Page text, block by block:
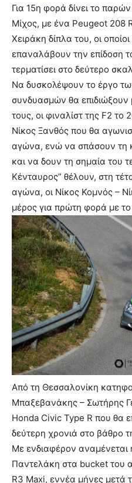
Για 15η φορά δίνει το
Μίχος, με ένα Peugeot 208
Χειράκη δίπλα του, οι
επαναλάβουν την επίδοση
τερματίσει στο δεύτερο
Να δυσκολέψουν το έργο
συνδυασμών θα επιδιώξουν
τους, οι φιναλίστ της F2
Νίκος Ξανθός που θα
αγώνα, ενώ να σπάσουν τη
και να δουν τη σημαία του
Κένταυρος” θέλουν, στη
αγώνα, οι Νίκος Κομνός –
μέρος για πρώτη φορά με
Από τη Θεσσαλονίκη
Μπαξεβανάκης – Σωτήρης
Honda Civic Type R που θα
δεύτερη χρονιά στο βάθρο
Με ενδιαφέρον αναμένεται
Παντελάκη στα bucket του
R3 Maxi, εννέα μήνες μετά